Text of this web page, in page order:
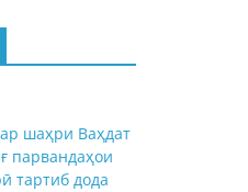
шаҳри Ваҳдат
парвандаҳои
тартиб дода